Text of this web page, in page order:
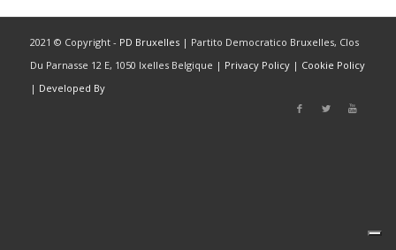
2021 © Copyright - PD Bruxelles| Partito Democratico Bruxelles, Clos
Du Parnasse 12 E, 1050 Ixelles Belgique | Privacy Policy| Cookie Policy
| Developed By